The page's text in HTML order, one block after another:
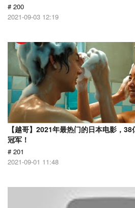
# 200
2021-09-03 12:19
【越哥】2021年最热门的日本电影，
冠军！
# 201
2021-09-01 11:48